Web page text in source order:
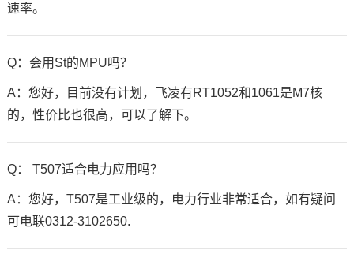
速率。
Q：会用St的MPU吗？
A：您好，目前没有计划，飞凌有RT1052和1061是M7核
的，性价比也很高，可以了解下。
Q： T507适合电力应用吗？
A：您好，T507是工业级的，电力行业非常适合，如有疑问
可电联0312-3102650.